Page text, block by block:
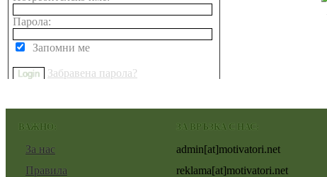
Парола:
Запомни ме
Забравена парола?
ВАЖНО:
За нас
Правила
ЗА ВРЪЗКА С НАС:
admin[at]motivatori.net
reklama[at]motivatori.net